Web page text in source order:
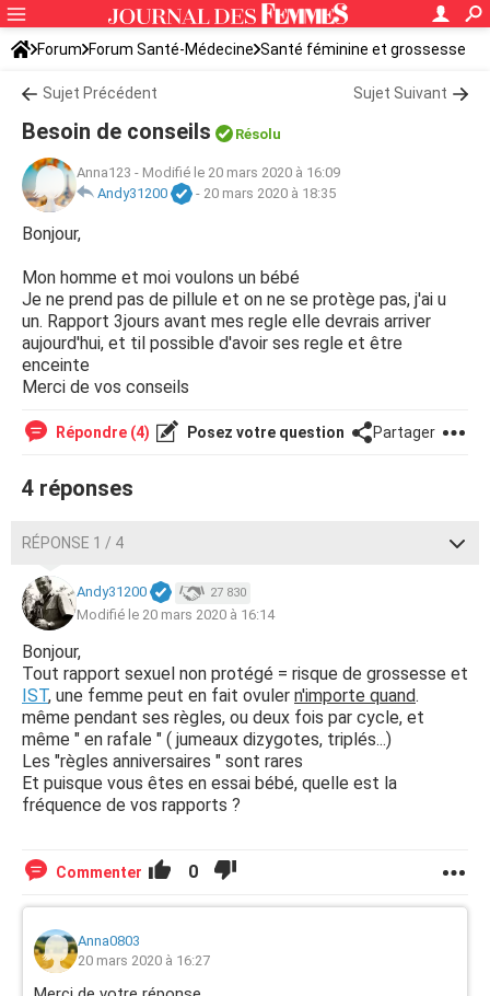
Forum Forum Santé-Médecine Santé féminine et grossesse
Tomber enceinte
Sujet Précédent Sujet Suivant
Besoin de conseils Résolu
Anna123 - Modifié le 20 mars 2020 à 16:09
Andy31200
- 20 mars 2020 à 18:35
Bonjour,
Mon homme et moi voulons un bébé
Je ne prend pas de pillule et on ne se protège pas, j'ai u
un. Rapport 3jours avant mes regle elle devrais arriver
aujourd'hui, et til possible d'avoir ses regle et être
enceinte
Merci de vos conseils
Répondre (4) Posez votre question Partager
4 réponses
RÉPONSE 1 / 4
Andy31200 27 830
Modifié le 20 mars 2020 à 16:14
Bonjour,
Tout rapport sexuel non protégé = risque de grossesse et
IST, une femme peut en fait ovuler n'importe quand.
même pendant ses règles, ou deux fois par cycle, et
même " en rafale " ( jumeaux dizygotes, triplés...)
Les "règles anniversaires " sont rares
Et puisque vous êtes en essai bébé, quelle est la
fréquence de vos rapports ?
Commenter 0
Anna0803
20 mars 2020 à 16:27